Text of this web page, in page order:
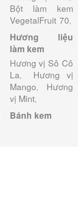
Bột làm kem
VegetalFruit 70,
Hương liệu
làm kem
Hương vị Sô Cô
La, Hương vị
Mango, Hương
vị Mint,
Bánh kem